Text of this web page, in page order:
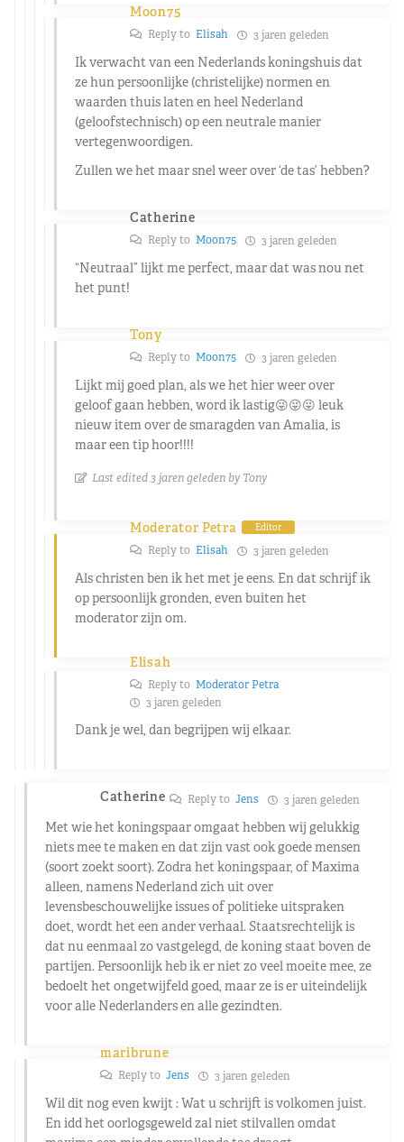
Moon75
Reply to Elisah 3 jaren geleden
Ik verwacht van een Nederlands koningshuis dat
ze hun persoonlijke (christelijke) normen en
waarden thuis laten en heel Nederland
(geloofstechnisch) op een neutrale manier
vertegenwoordigen.
Zullen we het maar snel weer over ‘de tas’ hebben?
Catherine
Reply to Moon75 3 jaren geleden
“Neutraal” lijkt me perfect, maar dat was nou net
het punt!
Tony
Reply to Moon75 3 jaren geleden
Lijkt mij goed plan, als we het hier weer over
geloof gaan hebben, word ik lastig😜😜😜 leuk
nieuw item over de smaragden van Amalia, is
maar een tip hoor!!!!
Last edited 3 jaren geleden by Tony
Moderator Petra Editor
Reply to Elisah 3 jaren geleden
Als christen ben ik het met je eens. En dat schrijf ik
op persoonlijk gronden, even buiten het
moderator zijn om.
Elisah
Reply to Moderator Petra
3 jaren geleden
Dank je wel, dan begrijpen wij elkaar.
Catherine Reply toJens 3 jaren geleden
Met wie het koningspaar omgaat hebben wij gelukkig
niets mee te maken en dat zijn vast ook goede mensen
(soort zoekt soort). Zodra het koningspaar, of Maxima
alleen, namens Nederland zich uit over
levensbeschouwelijke issues of politieke uitspraken
doet, wordt het een ander verhaal. Staatsrechtelijk is
dat nu eenmaal zo vastgelegd, de koning staat boven de
partijen. Persoonlijk heb ik er niet zo veel moeite mee, ze
bedoelt het ongetwijfeld goed, maar ze is er uiteindelijk
voor alle Nederlanders en alle gezindten.
maribrune
Reply to Jens 3 jaren geleden
Wil dit nog even kwijt : Wat u schrijft is volkomen juist.
En idd het oorlogsgeweld zal niet stilvallen omdat